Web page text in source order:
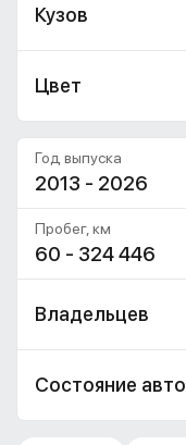
Кузов
Цвет
2013 - 2026
Год выпуска
60 - 324 446
Пробег, км
Владельцев
Состояние авто